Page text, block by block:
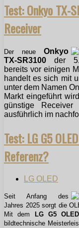
Test: Onkyo TX-
Receiver
Der neue
Onkyo
TX-SR3100 der
bereits vor einigen
handelt es sich mit
unter dem Namen
Markt eingeführt
günstige
ausführlich im
Test: LG G5
Referenz?
LG OLED
Seit Anfang des
Jahres 2025 sorgt die
Mit dem
LG G5 OLED
bildtechnische